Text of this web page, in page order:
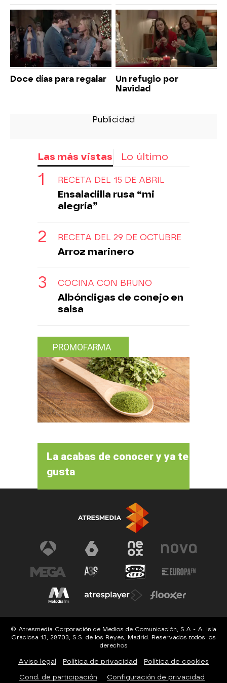
Doce días para regalar
Un refugio por
Navidad
Las más vistas Lo último
RECETA DEL 15 DE ABRIL
Ensaladilla rusa “mi
alegría”
RECETA DEL 29 DE OCTUBRE
Arroz marinero
COCINA CON BRUNO
Albóndigas de conejo en
salsa
PROMOFARMA
La acabas de conocer y ya te
gusta
© Atresmedia Corporación de Medios de Comunicación, S.A - A. Isla
Graciosa 13, 28703, S.S. de los Reyes, Madrid. Reservados todos los
derechos
Aviso legal Política de privacidad Política de cookies
Cond. de participación Configuración de privacidad